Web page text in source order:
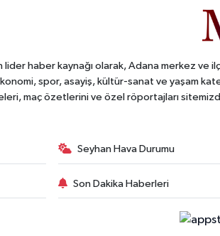
haber kaynağı olarak, Adana merkez ve
spor, asayiş, kültür-sanat ve yaşam
maç özetlerini ve özel röportajları
Seyhan Hava Durumu
Son Dakika Haberleri